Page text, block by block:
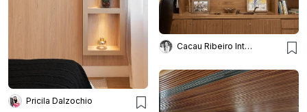
Pricila Dalzochio
Cacau Ribeiro Interiores